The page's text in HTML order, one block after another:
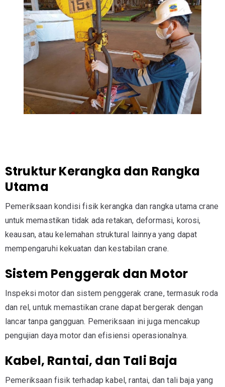
Struktur Kerangka dan Rangka
Utama
Pemeriksaan kondisi fisik kerangka dan rangka utama crane
untuk memastikan tidak ada retakan, deformasi, korosi,
keausan, atau kelemahan struktural lainnya yang dapat
mempengaruhi kekuatan dan kestabilan crane.
Sistem Penggerak dan Motor
Inspeksi motor dan sistem penggerak crane, termasuk roda
dan rel, untuk memastikan crane dapat bergerak dengan
lancar tanpa gangguan. Pemeriksaan ini juga mencakup
pengujian daya motor dan efisiensi operasionalnya.
Kabel, Rantai, dan Tali Baja
Pemeriksaan fisik terhadap kabel, rantai, dan tali baja yang